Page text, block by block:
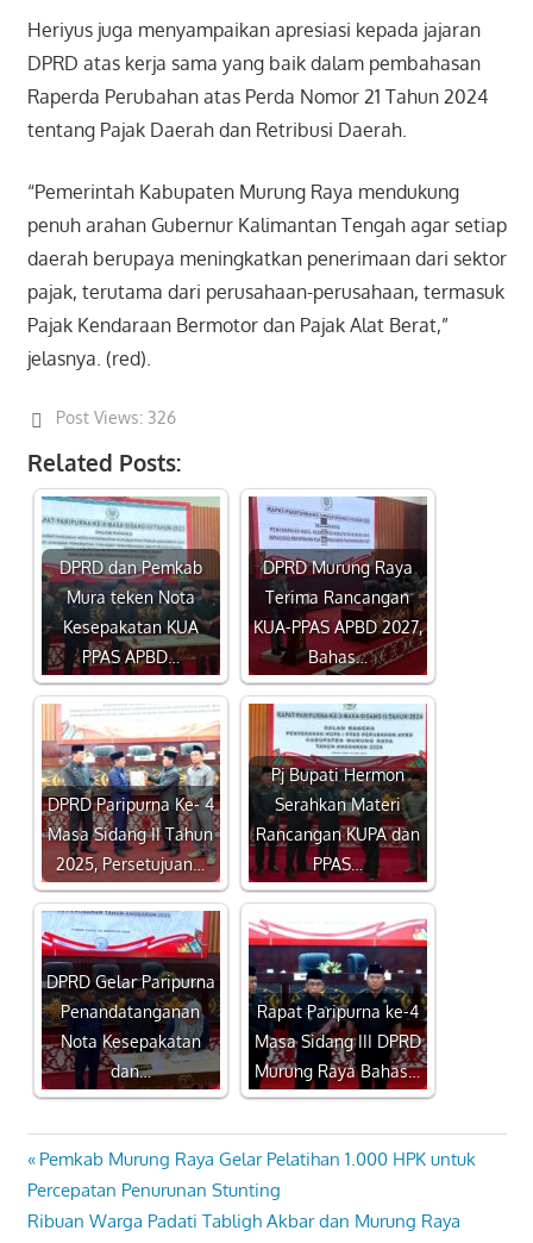
Heriyus juga menyampaikan apresiasi kepada jajaran
DPRD atas kerja sama yang baik dalam pembahasan
Raperda Perubahan atas Perda Nomor 21 Tahun 2024
tentang Pajak Daerah dan Retribusi Daerah.
“Pemerintah Kabupaten Murung Raya mendukung
penuh arahan Gubernur Kalimantan Tengah agar setiap
daerah berupaya meningkatkan penerimaan dari sektor
pajak, terutama dari perusahaan-perusahaan, termasuk
Pajak Kendaraan Bermotor dan Pajak Alat Berat,”
jelasnya. (red).
Post Views: 326
Related Posts:
DPRD dan Pemkab
Mura teken Nota
Kesepakatan KUA
PPAS APBD…
DPRD Murung Raya
Terima Rancangan
KUA-PPAS APBD 2027,
Bahas…
DPRD Paripurna Ke- 4
Masa Sidang II Tahun
2025, Persetujuan…
Pj Bupati Hermon
Serahkan Materi
Rancangan KUPA dan
PPAS…
DPRD Gelar Paripurna
Penandatanganan
Nota Kesepakatan
dan…
Rapat Paripurna ke-4
Masa Sidang III DPRD
Murung Raya Bahas…
Navigasi
pos
Previous
Post:
Pemkab Murung Raya Gelar Pelatihan 1.000 HPK untuk
Percepatan Penurunan Stunting
Next
Ribuan Warga Padati Tabligh Akbar dan Murung Raya